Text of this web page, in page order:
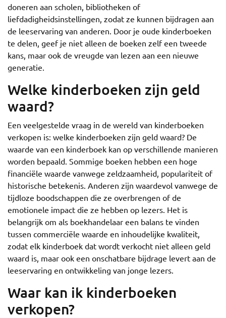
doneren aan scholen, bibliotheken of
liefdadigheidsinstellingen, zodat ze kunnen bijdragen aan
de leeservaring van anderen. Door je oude kinderboeken
te delen, geef je niet alleen de boeken zelf een tweede
kans, maar ook de vreugde van lezen aan een nieuwe
generatie.
Welke kinderboeken zijn geld
waard?
Een veelgestelde vraag in de wereld van kinderboeken
verkopen is: welke kinderboeken zijn geld waard? De
waarde van een kinderboek kan op verschillende manieren
worden bepaald. Sommige boeken hebben een hoge
financiële waarde vanwege zeldzaamheid, populariteit of
historische betekenis. Anderen zijn waardevol vanwege de
tijdloze boodschappen die ze overbrengen of de
emotionele impact die ze hebben op lezers. Het is
belangrijk om als boekhandelaar een balans te vinden
tussen commerciële waarde en inhoudelijke kwaliteit,
zodat elk kinderboek dat wordt verkocht niet alleen geld
waard is, maar ook een onschatbare bijdrage levert aan de
leeservaring en ontwikkeling van jonge lezers.
Waar kan ik kinderboeken
verkopen?